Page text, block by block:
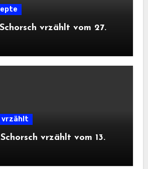
vrzählt vom 27.
vrzählt
vrzählt vom 13.